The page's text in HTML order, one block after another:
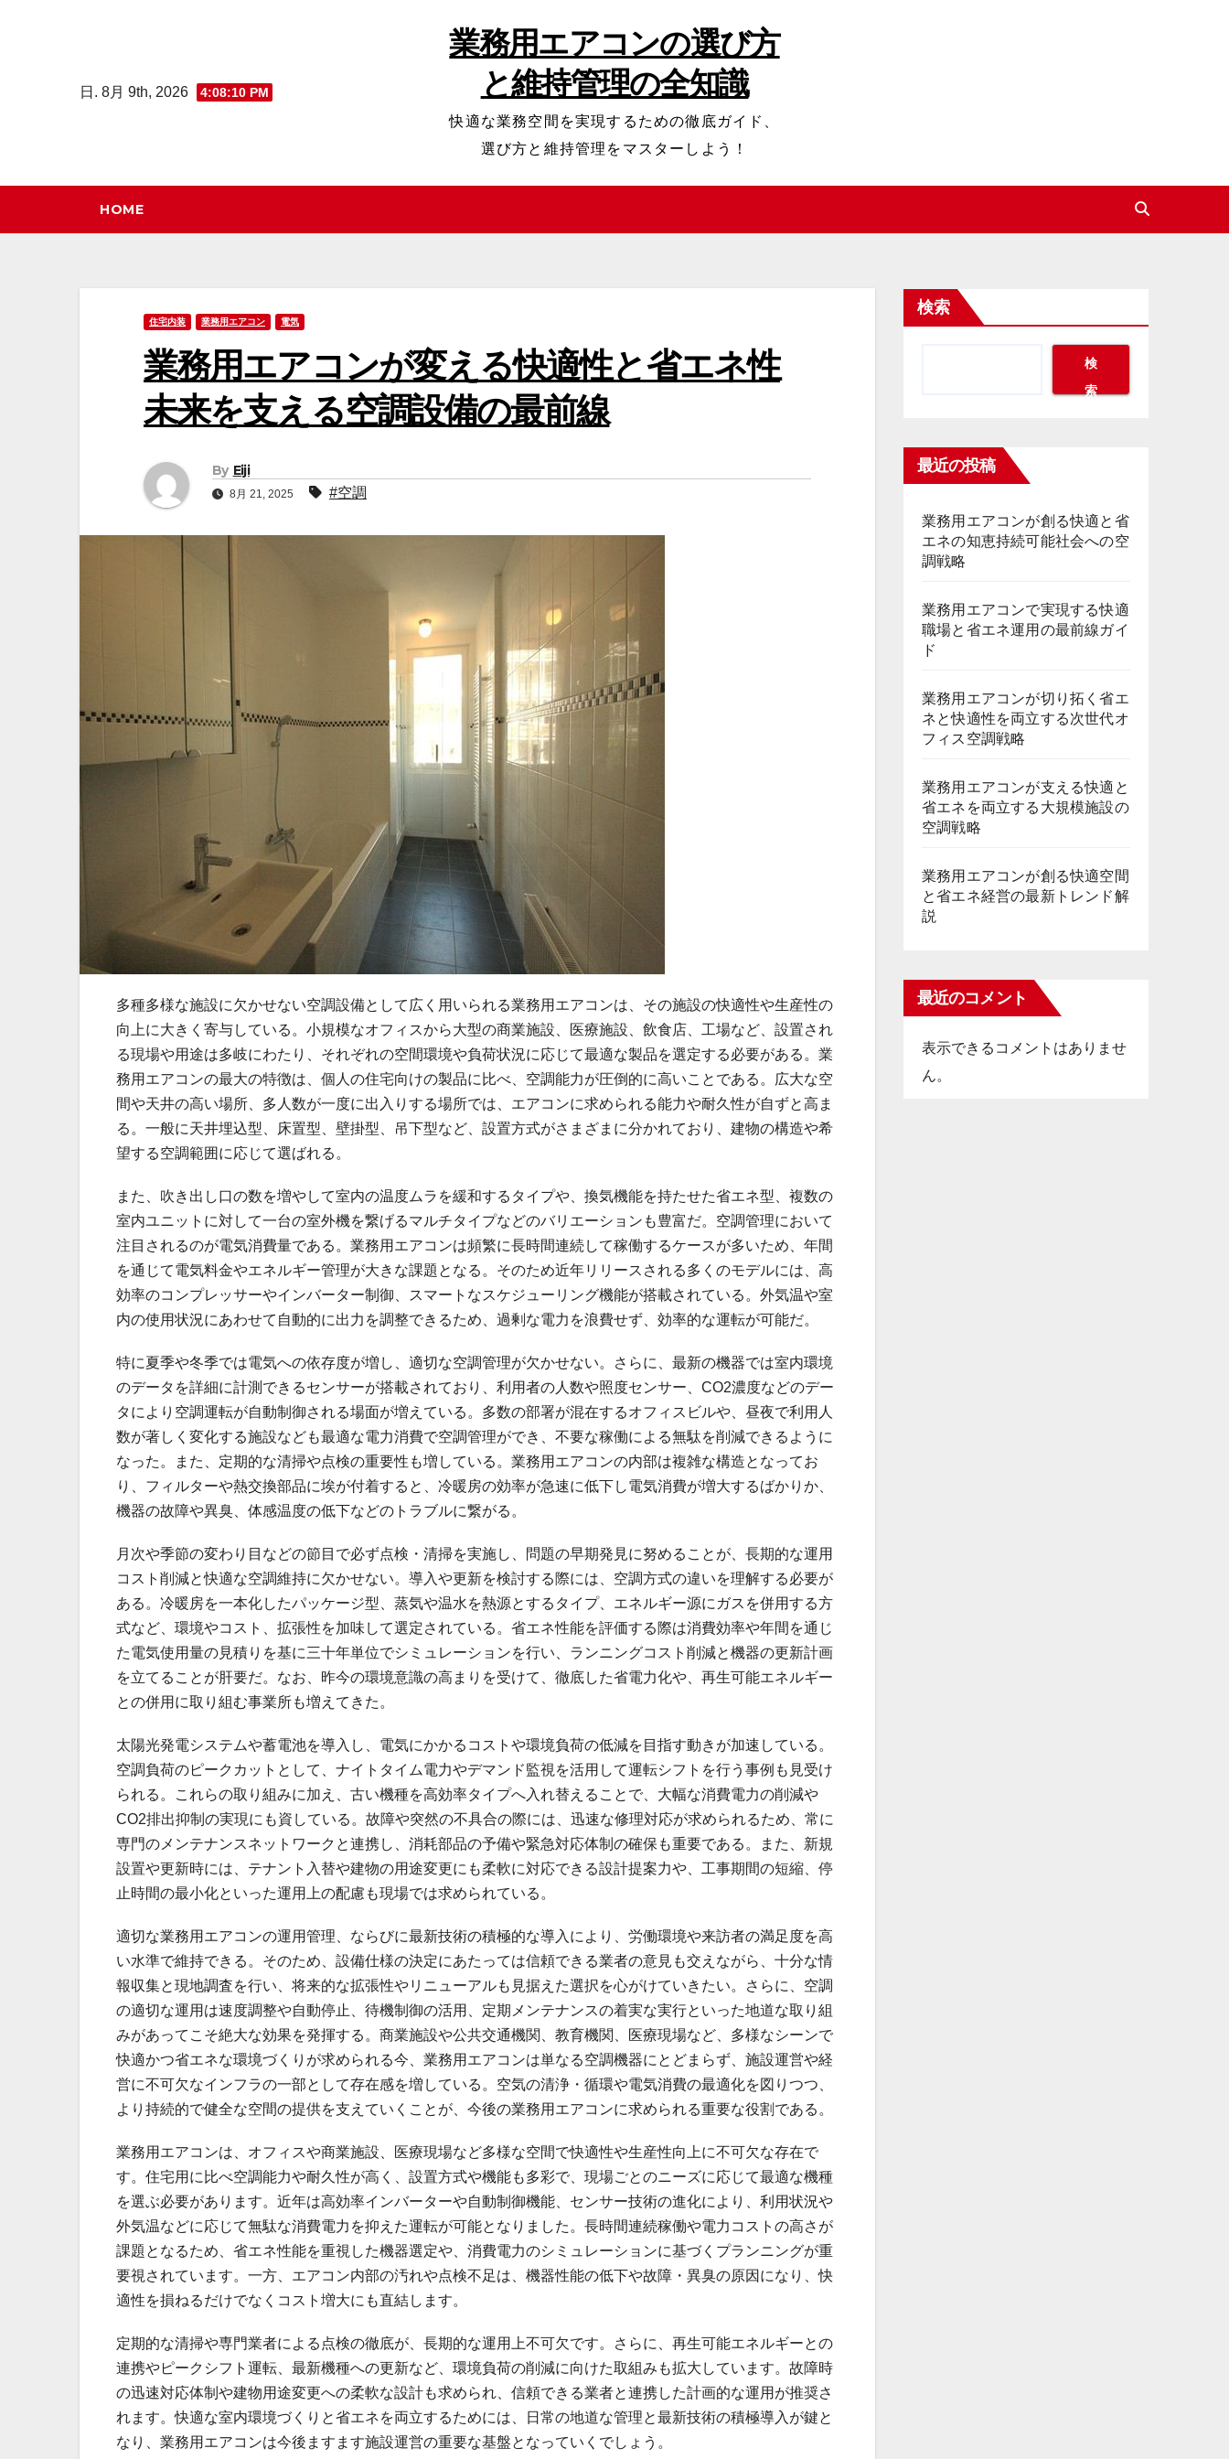
ッ
日. 8月 9th, 2026 4:08:11 PM
業務用エアコンの選び方
と維持管理の全知識
快適な業務空間を実現するための徹底ガイド、
選び方と維持管理をマスターしよう！
HOME
住宅内装 業務用エアコン 電気
業務用エアコンが変える快適性と省エネ性
未来を支える空調設備の最前線
By Eiji
8月 21, 2025 #空調
多種多様な施設に欠かせない空調設備として広く用いられる業務用エアコンは、その施設の快適性や生産性の
向上に大きく寄与している。 小規模なオフィスから大型の商業施設、医療施設、飲食店、工場など、設置され
る現場や用途は多岐にわたり、それぞれの空間環境や負荷状況に応じて最適な製品を選定する必要がある。業
務用エアコンの最大の特徴は、個人の住宅向けの製品に比べ、空調能力が圧倒的に高いことである。広大な空
間や天井の高い場所、多人数が一度に出入りする場所では、エアコンに求められる能力や耐久性が自ずと高ま
る。一般に天井埋込型、床置型、壁掛型、吊下型など、設置方式がさまざまに分かれており、建物の構造や希
望する空調範囲に応じて選ばれる。
また、吹き出し口の数を増やして室内の温度ムラを緩和するタイプや、換気機能を持たせた省エネ型、複数の
室内ユニットに対して一台の室外機を繋げるマルチタイプなどのバリエーションも豊富だ。空調管理において
注目されるのが電気消費量である。業務用エアコンは頻繁に長時間連続して稼働するケースが多いため、年間
を通じて電気料金やエネルギー管理が大きな課題となる。そのため近年リリースされる多くのモデルには、高
効率のコンプレッサーやインバーター制御、スマートなスケジューリング機能が搭載されている。外気温や室
内の使用状況にあわせて自動的に出力を調整できるため、過剰な電力を浪費せず、効率的な運転が可能だ。
特に夏季や冬季では電気への依存度が増し、適切な空調管理が欠かせない。さらに、最新の機器では室内環境
のデータを詳細に計測できるセンサーが搭載されており、利用者の人数や照度センサー、CO2濃度などのデー
タにより空調運転が自動制御される場面が増えている。多数の部署が混在するオフィスビルや、昼夜で利用人
数が著しく変化する施設なども最適な電力消費で空調管理ができ、不要な稼働による無駄を削減できるように
なった。また、定期的な清掃や点検の重要性も増している。業務用エアコンの内部は複雑な構造となってお
り、フィルターや熱交換部品に埃が付着すると、冷暖房の効率が急速に低下し電気消費が増大するばかりか、
機器の故障や異臭、体感温度の低下などのトラブルに繋がる。
月次や季節の変わり目などの節目で必ず点検・清掃を実施し、問題の早期発見に努めることが、長期的な運用
コスト削減と快適な空調維持に欠かせない。導入や更新を検討する際には、空調方式の違いを理解する必要が
ある。冷暖房を一本化したパッケージ型、蒸気や温水を熱源とするタイプ、エネルギー源にガスを併用する方
式など、環境やコスト、拡張性を加味して選定されている。省エネ性能を評価する際は消費効率や年間を通じ
た電気使用量の見積りを基に三十年単位でシミュレーションを行い、ランニングコスト削減と機器の更新計画
を立てることが肝要だ。なお、昨今の環境意識の高まりを受けて、徹底した省電力化や、再生可能エネルギー
との併用に取り組む事業所も増えてきた。
太陽光発電システムや蓄電池を導入し、電気にかかるコストや環境負荷の低減を目指す動きが加速している。
空調負荷のピークカットとして、ナイトタイム電力やデマンド監視を活用して運転シフトを行う事例も見受け
られる。これらの取り組みに加え、古い機種を高効率タイプへ入れ替えることで、大幅な消費電力の削減や
CO2排出抑制の実現にも資している。故障や突然の不具合の際には、迅速な修理対応が求められるため、常に
専門のメンテナンスネットワークと連携し、消耗部品の予備や緊急対応体制の確保も重要である。また、新規
設置や更新時には、テナント入替や建物の用途変更にも柔軟に対応できる設計提案力や、工事期間の短縮、停
止時間の最小化といった運用上の配慮も現場では求められている。
適切な業務用エアコンの運用管理、ならびに最新技術の積極的な導入により、労働環境や来訪者の満足度を高
い水準で維持できる。そのため、設備仕様の決定にあたっては信頼できる業者の意見も交えながら、十分な情
報収集と現地調査を行い、将来的な拡張性やリニューアルも見据えた選択を心がけていきたい。さらに、空調
の適切な運用は速度調整や自動停止、待機制御の活用、定期メンテナンスの着実な実行といった地道な取り組
みがあってこそ絶大な効果を発揮する。商業施設や公共交通機関、教育機関、医療現場など、多様なシーンで
快適かつ省エネな環境づくりが求められる今、業務用エアコンは単なる空調機器にとどまらず、施設運営や経
営に不可欠なインフラの一部として存在感を増している。空気の清浄・循環や電気消費の最適化を図りつつ、
より持続的で健全な空間の提供を支えていくことが、今後の業務用エアコンに求められる重要な役割である。
業務用エアコンは、オフィスや商業施設、医療現場など多様な空間で快適性や生産性向上に不可欠な存在で
す。住宅用に比べ空調能力や耐久性が高く、設置方式や機能も多彩で、現場ごとのニーズに応じて最適な機種
を選ぶ必要があります。近年は高効率インバーターや自動制御機能、センサー技術の進化により、利用状況や
外気温などに応じて無駄な消費電力を抑えた運転が可能となりました。長時間連続稼働や電力コストの高さが
課題となるため、省エネ性能を重視した機器選定や、消費電力のシミュレーションに基づくプランニングが重
要視されています。一方、エアコン内部の汚れや点検不足は、機器性能の低下や故障・異臭の原因になり、快
適性を損ねるだけでなくコスト増大にも直結します。
定期的な清掃や専門業者による点検の徹底が、長期的な運用上不可欠です。さらに、再生可能エネルギーとの
連携やピークシフト運転、最新機種への更新など、環境負荷の削減に向けた取組みも拡大しています。故障時
の迅速対応体制や建物用途変更への柔軟な設計も求められ、信頼できる業者と連携した計画的な運用が推奨さ
れます。快適な室内環境づくりと省エネを両立するためには、日常の地道な管理と最新技術の積極導入が鍵と
なり、業務用エアコンは今後ますます施設運営の重要な基盤となっていくでしょう。
検索
検
索
最近の投稿
業務用エアコンが創る快適と省
エネの知恵持続可能社会への空
調戦略
業務用エアコンで実現する快適
職場と省エネ運用の最前線ガイ
ド
業務用エアコンが切り拓く省エ
ネと快適性を両立する次世代オ
フィス空調戦略
業務用エアコンが支える快適と
省エネを両立する大規模施設の
空調戦略
業務用エアコンが創る快適空間
と省エネ経営の最新トレンド解
説
最近のコメント
表示できるコメントはありませ
ん。